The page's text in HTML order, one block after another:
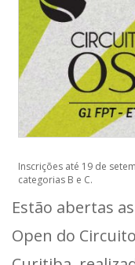
Inscrições até 19 de
categorias B e C.
Estão abertas
Open do